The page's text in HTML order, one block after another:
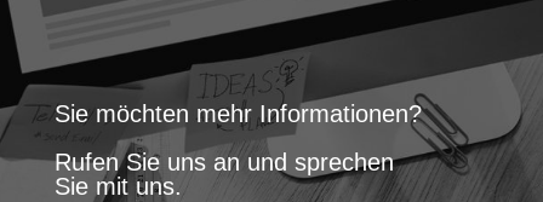
Sie möchten mehr Informationen?
Rufen Sie uns an und sprechen
Sie mit uns.